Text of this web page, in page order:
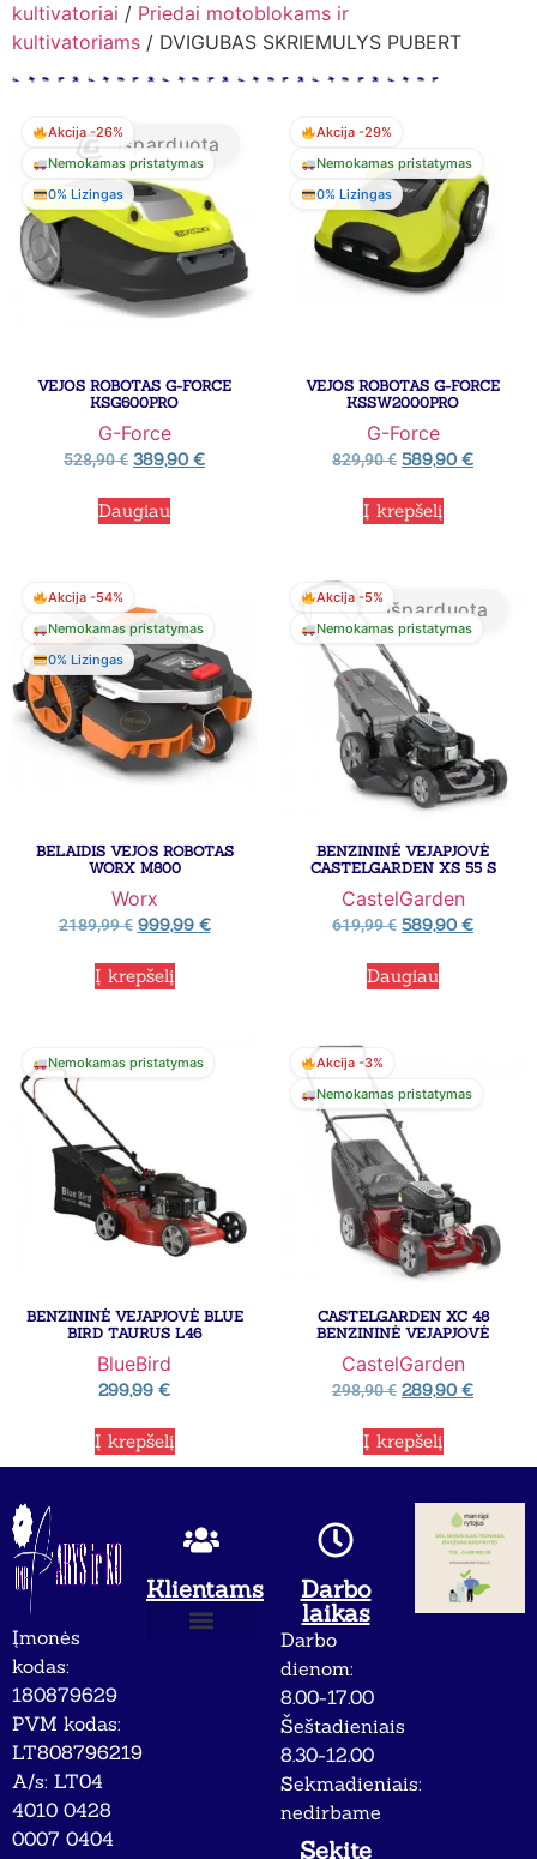
kultivatoriai / Priedai motoblokams ir
kultivatoriams / DVIGUBAS SKRIEMULYS PUBERT
Akcija -26%
Nemokamas pristatymas
0% Lizingas
Išparduota
VEJOS ROBOTAS G-FORCE
KSG600PRO
G-Force
528,90€ 389,90€
Daugiau
Akcija -29%
Nemokamas pristatymas
0% Lizingas
VEJOS ROBOTAS G-FORCE
KSSW2000PRO
G-Force
829,90€ 589,90€
Į krepšelį
Akcija -54%
Nemokamas pristatymas
0% Lizingas
BELAIDIS VEJOS ROBOTAS
WORX M800
Worx
2189,99€ 999,99 €
Į krepšelį
Akcija -5%
Nemokamas pristatymas
Išparduota
BENZININĖ VEJAPJOVĖ
CASTELGARDEN XS 55 S
CastelGarden
619,99€ 589,90€
Daugiau
Nemokamas pristatymas
BENZININĖ VEJAPJOVĖ BLUE
BIRD TAURUS L46
BlueBird
299,99 €
Į krepšelį
Akcija -3%
Nemokamas pristatymas
CASTELGARDEN XC 48
BENZININĖ VEJAPJOVĖ
CastelGarden
298,90€ 289,90€
Į krepšelį
Įmonės
kodas:
180879629
PVM kodas:
LT808796219
A/s: LT04
4010 0428
0007 0404
Klientams
Darbo
laikas
Darbo
dienom:
8.00-17.00
Šeštadieniais
8.30-12.00
Sekmadieniais:
nedirbame
Sekite